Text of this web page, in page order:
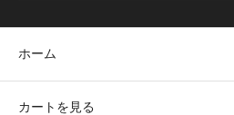
ホーム
カートを見る